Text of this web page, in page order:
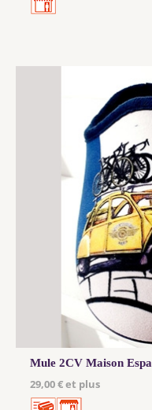
Mule 2CV Maison Espa
29,00 € et plus